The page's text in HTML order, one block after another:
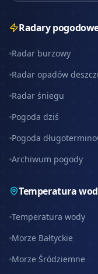
Radary
Radar burzowy
Radar opadów
Radar śniegu
Pogoda dziś
Pogoda
Archiwum pogody
Temperatura
Temperatura wody
Morze Bałtyckie
Morze Śródziemne